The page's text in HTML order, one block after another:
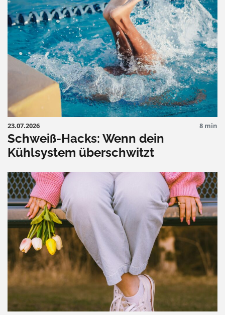
23.07.2026 8 min
Schweiß-Hacks: Wenn dein
Kühlsystem überschwitzt